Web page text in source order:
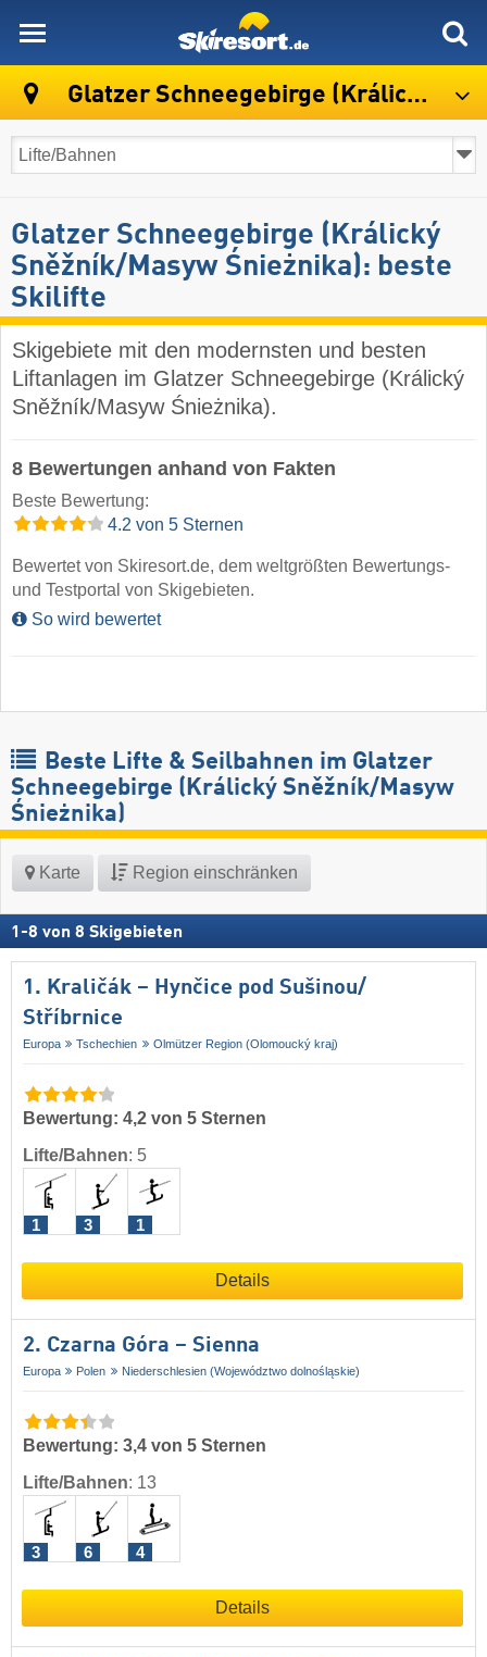
Glatzer Schneegebirge (Králický Sněžník/Masyw Śnieżnika)
Glatzer Schneegebirge (Králický
Sněžník/​Masyw Śnieżnika): beste
Skilifte
Skigebiete mit den modernsten und besten
Liftanlagen im Glatzer Schneegebirge (Králický
Sněžník/​Masyw Śnieżnika).
8 Bewertungen anhand von Fakten
Beste Bewertung:
4.2 von 5 Sternen
Bewertet von Skiresort.de, dem weltgrößten Bewertungs-
und Testportal von Skigebieten.
So wird bewertet
Beste Lifte & Seilbahnen im Glatzer
Schneegebirge (Králický Sněžník/​Masyw
Śnieżnika)
Karte Region einschränken
1 -8 von 8 Skigebieten
1. Kraličák – Hynčice pod Sušinou/​
Stříbrnice
Europa Tschechien Olmützer Region (Olomoucký kraj)
Bewertung: 4,2 von 5 Sternen
Lifte/Bahnen: 5
1 3 1
Details
2. Czarna Góra – Sienna
Europa Polen Niederschlesien (Województwo dolnośląskie)
Bewertung: 3,4 von 5 Sternen
Lifte/Bahnen: 13
3 6 4
Details